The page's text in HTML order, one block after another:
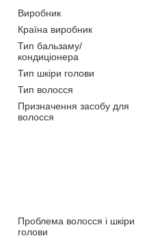
Виробник
Країна виробник
Тип бальзаму/
кондиціонера
Тип шкіри голови
Тип волосся
Призначення засобу для
волосся
Проблема волосся і шкіри
голови